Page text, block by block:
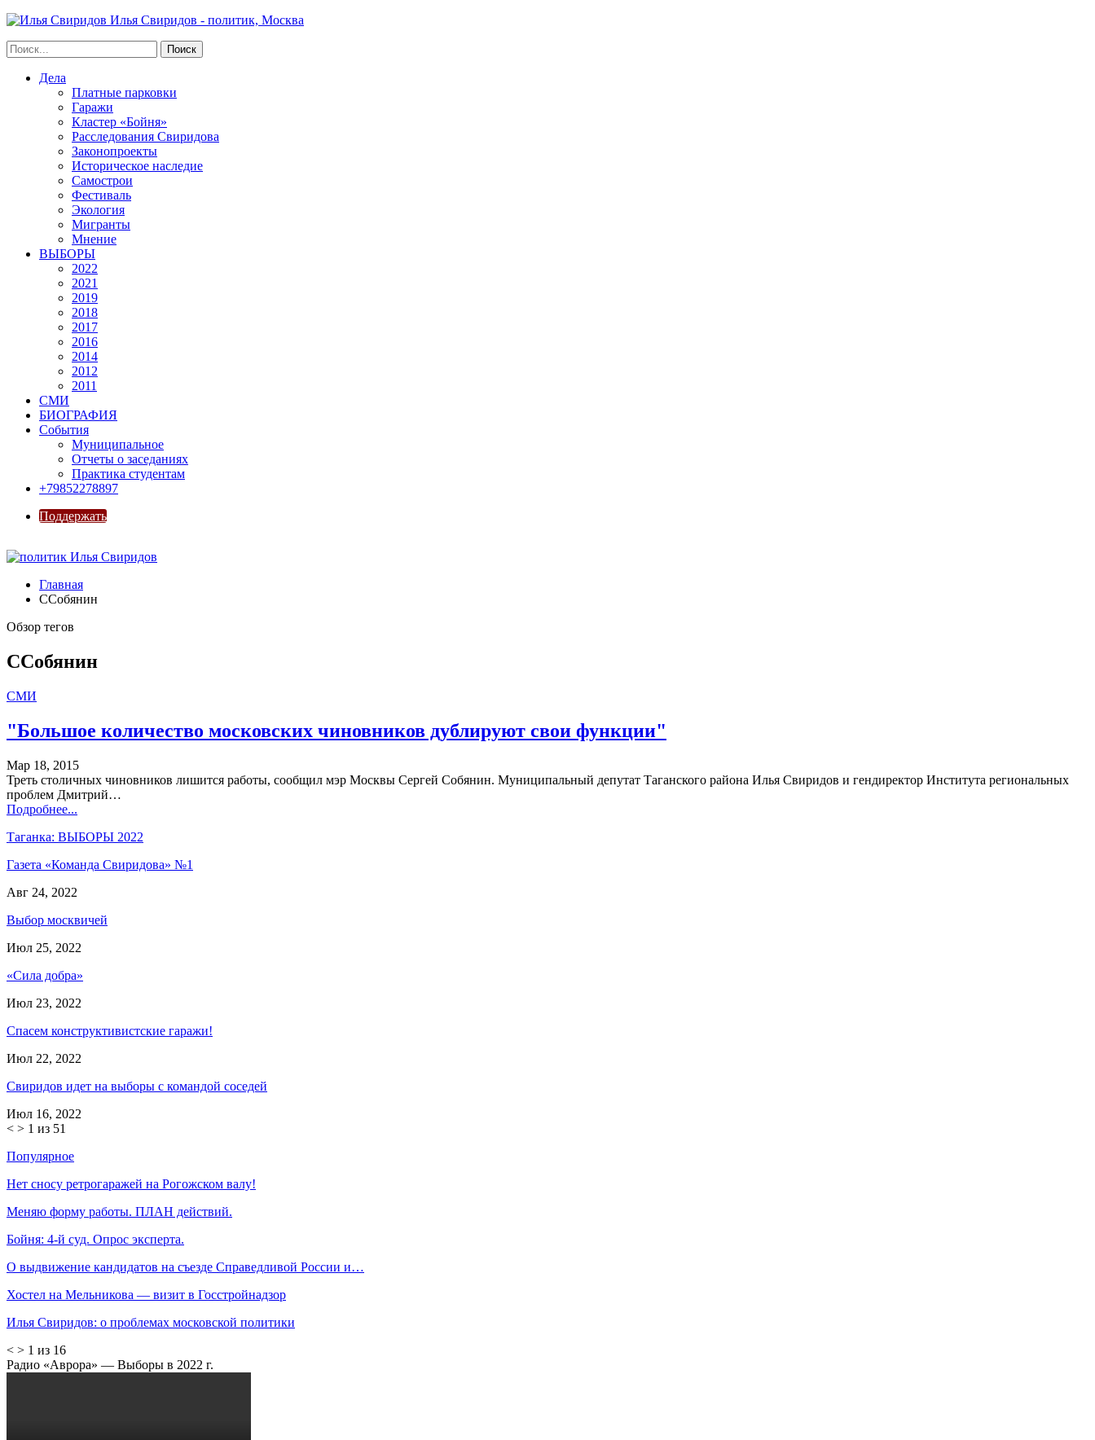
Илья Свиридов - политик, Москва
Дела
Платные парковки
Гаражи
Кластер «Бойня»
Расследования Свиридова
Законопроекты
Историческое наследие
Самострои
Фестиваль
Экология
Мигранты
Мнение
ВЫБОРЫ
2022
2021
2019
2018
2017
2016
2014
2012
2011
СМИ
БИОГРАФИЯ
События
Муниципальное
Отчеты о заседаниях
Практика студентам
+79852278897
Поддержать
Главная
ССобянин
Обзор тегов
ССобянин
СМИ
"Большое количество московских чиновников дублируют свои функции"
Мар 18, 2015
Треть столичных чиновников лишится работы, сообщил мэр Москвы Сергей Собянин. Муниципальный депутат Таганского района Илья Свиридов и гендиректор Института региональных
проблем Дмитрий…
Подробнее...
Таганка: ВЫБОРЫ 2022
Газета «Команда Свиридова» №1
Авг 24, 2022
Выбор москвичей
Июл 25, 2022
«Сила добра»
Июл 23, 2022
Спасем конструктивистские гаражи!
Июл 22, 2022
Свиридов идет на выборы с командой соседей
Июл 16, 2022
< > 1 из 51
Популярное
Нет сносу ретрогаражей на Рогожском валу!
Меняю форму работы. ПЛАН действий.
Бойня: 4-й суд. Опрос эксперта.
О выдвижение кандидатов на съезде Справедливой России и…
Хостел на Мельникова — визит в Госстройнадзор
Илья Свиридов: о проблемах московской политики
< > 1 из 16
Радио «Аврора» — Выборы в 2022 г.